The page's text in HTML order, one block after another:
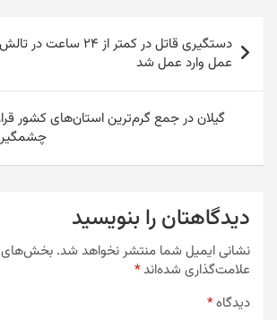
o
o
k
o
n
M
l
n e
راهبری
نوشته
دستگیری قاتل در کمتر از
عمل وارد عمل شد
گیلان در جمع گرم‌ترین استان‌های کشور
چشمگیر
دیدگاهتان را بنویسید
نشانی ایمیل شما منتشر نخواهد شد. بخش‌های
علامت‌گذاری شده‌اند*
دیدگاه*